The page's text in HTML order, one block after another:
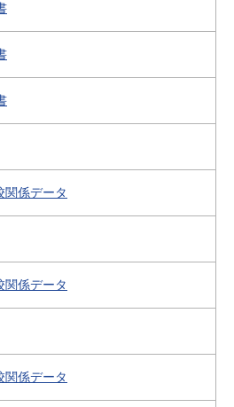
係データ
係データ
係データ